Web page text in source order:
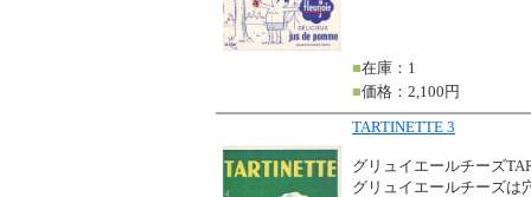
■在庫：1
■価格：2,100円
TARTINETTE 3
グリュイエールチーズ
グリュイエールチーズは